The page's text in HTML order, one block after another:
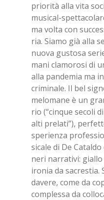
prio­ri­tà alla vita
mu­si­cal-
ma vol­ta con
ria. Sia­mo già alla
nuo­va gu­sto­sa
ma­ni cla­mo­ro­si di
alla pan­de­mia ma
cri­mi­na­le. Il bel
me­lo­ma­ne è un
rio (“cin­que se­co­li
alti pre­la­ti”),
spe­rien­za
si­ca­le di De
ne­ri nar­ra­ti­vi:
iro­nia da sa­cre­stia.
da­ve­re, come da
com­ples­sa da